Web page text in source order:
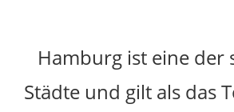
Hamburg ist eine der
Städte und gilt als das